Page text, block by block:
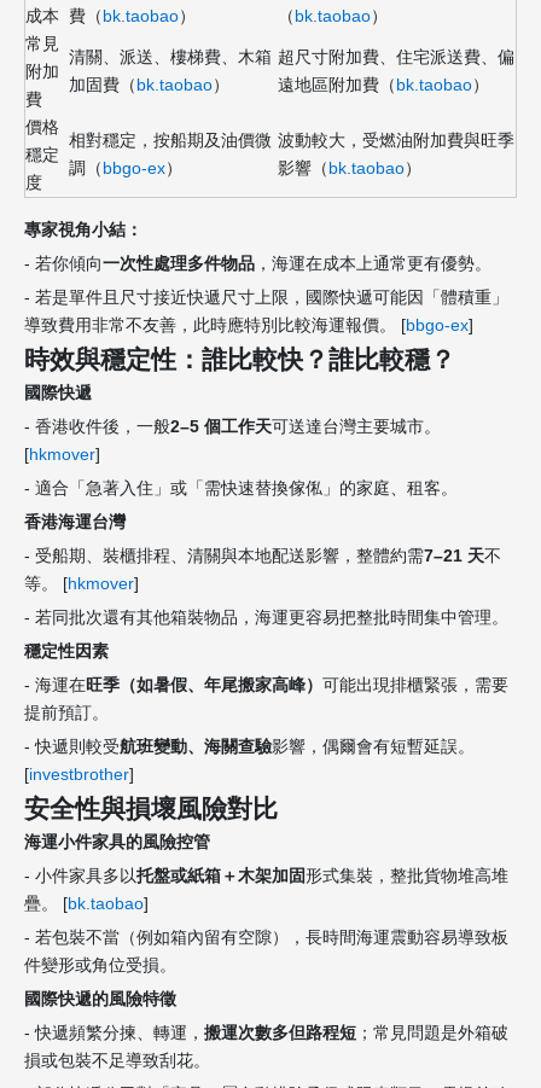
成本
費（bk.taobao）
（bk.taobao）
常見
附加
費
清關、派送、樓梯費、木箱
加固費（bk.taobao）
超尺寸附加費、住宅派送費、偏
遠地區附加費（bk.taobao）
價格
穩定
度
相對穩定，按船期及油價微
調（bbgo-ex）
波動較大，受燃油附加費與旺季
影響（bk.taobao）
專家視角小結：
- 若你傾向一次性處理多件物品 ，海運在成本上通常更有優勢。
- 若是單件且尺寸接近快遞尺寸上限，國際快遞可能因「體積重」
導致費用非常不友善，此時應特別比較海運報價。 [bbgo-ex]
時效與穩定性：誰比較快？誰比較穩？
國際快遞
- 香港收件後，一般2–5 個工作天可送達台灣主要城市。
[hkmover]
- 適合「急著入住」或「需快速替換傢俬」的家庭、租客。
香港海運台灣
- 受船期、裝櫃排程、清關與本地配送影響，整體約需7–21 天不
等。 [hkmover]
- 若同批次還有其他箱裝物品，海運更容易把整批時間集中管理。
穩定性因素
- 海運在旺季（如暑假、年尾搬家高峰） 可能出現排櫃緊張，需要
提前預訂。
- 快遞則較受航班變動、海關查驗影響，偶爾會有短暫延誤。
[investbrother]
安全性與損壞風險對比
海運小件家具的風險控管
- 小件家具多以托盤或紙箱＋木架加固形式集裝，整批貨物堆高堆
疊。 [bk.taobao]
- 若包裝不當（例如箱內留有空隙），長時間海運震動容易導致板
件變形或角位受損。
國際快遞的風險特徵
- 快遞頻繁分揀、轉運， 搬運次數多但路程短 ；常見問題是外箱破
損或包裝不足導致刮花。